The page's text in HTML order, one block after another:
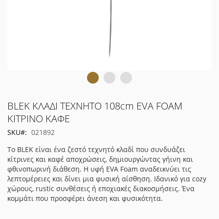
Μετάβαση
στην
αρχή
της
εικόνων
BLEK ΚΛΑΔΙ ΤΕΧΝΗΤΟ 108cm EVA FOAM
ΚΙΤΡΙΝΟ ΚΑΦΕ
SKU
021892
Το BLEK είναι ένα ζεστό τεχνητό κλαδί που συνδυάζει
κίτρινες και καφέ αποχρώσεις, δημιουργώντας γήινη και
φθινοπωρινή διάθεση. Η υφή EVA Foam αναδεικνύει τις
λεπτομέρειες και δίνει μια φυσική αίσθηση. Ιδανικό για cozy
χώρους, rustic συνθέσεις ή εποχιακές διακοσμήσεις. Ένα
κομμάτι που προσφέρει άνεση και φυσικότητα.